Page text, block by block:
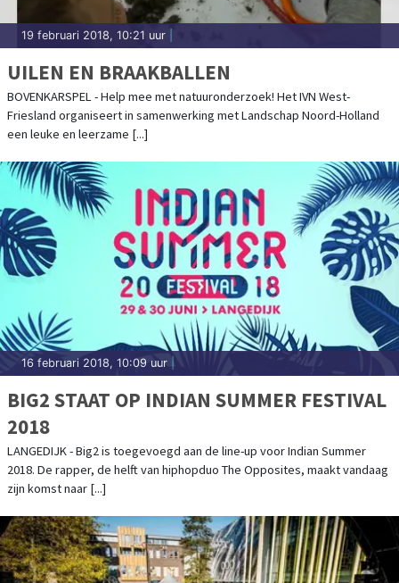
19 februari 2018, 10:21 uur
UILEN EN BRAAKBALLEN
BOVENKARSPEL - Help mee met natuuronderzoek! Het IVN West-
Friesland organiseert in samenwerking met Landschap Noord-Holland
een leuke en leerzame [...]
16 februari 2018, 10:09 uur
BIG2 STAAT OP INDIAN SUMMER FESTIVAL
2018
LANGEDIJK - Big2 is toegevoegd aan de line-up voor Indian Summer
2018. De rapper, de helft van hiphopduo The Opposites, maakt vandaag
zijn komst naar [...]